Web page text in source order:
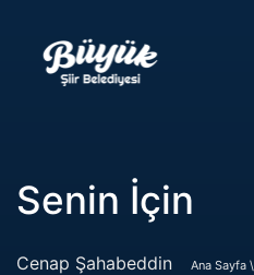
Senin İçin
Cenap Şahabeddin Ana Sayfa \